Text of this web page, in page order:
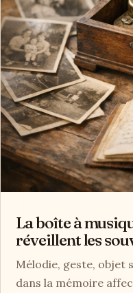
La boîte à
réveillent les
Mélodie, geste, objet
dans la mémoire